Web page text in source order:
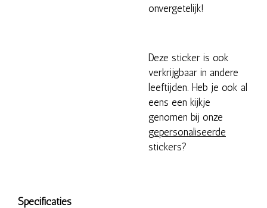
onvergetelijk!
Deze sticker is ook
verkrijgbaar in andere
leeftijden. Heb je ook al
eens een kijkje
genomen bij onze
gepersonaliseerde
stickers?
Specificaties